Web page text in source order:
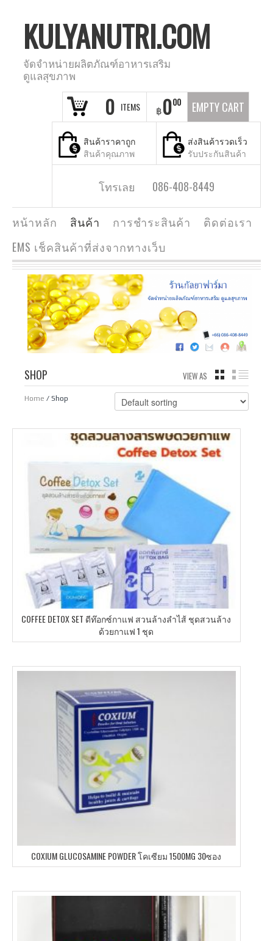
KULYANUTRI.COM
จัดจำหน่ายผลิตภัณฑ์อาหารเสริม
ดูแลสุขภาพ
0 ITEMS ฿000 EMPTY CART
สินค้าราคาถูก
สินค้าคุณภาพ
ส่งสินค้ารวดเร็ว
รับประกันสินค้า
โทรเลย 086-408-8449
หน้าหลัก สินค้า การชำระสินค้า
ติดต่อเรา
EMS เช็คสินค้าที่ส่งจากทางเว็บ
SHOP VIEW AS GRID
Home / Shop
COFFEE DETOX SET ดีท๊อกซ์กาแฟ สวนล้างลำไส้ ชุดสวนล้าง
ด้วยกาแฟ 1 ชุด
COXIUM GLUCOSAMINE POWDER โคเซียม 1500MG 30ซอง